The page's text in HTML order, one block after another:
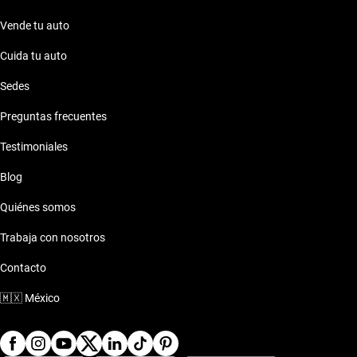
Vende tu auto
Cuida tu auto
Sedes
Preguntas frecuentes
Testimoniales
Blog
Quiénes somos
Trabaja con nosotros
Contacto
🇲🇽 México